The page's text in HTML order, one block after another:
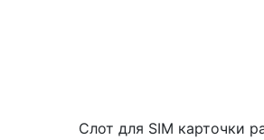
Слот для SIM карточки